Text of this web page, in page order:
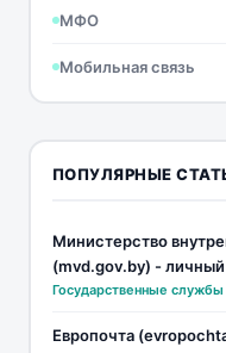
МФО
Мобильная связь
ПОПУЛЯРНЫЕ
Министерство
(mvd.gov.by) - личный
Государственные службы
Европочта